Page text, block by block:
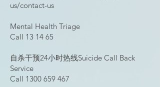
us/contact-us
Mental Health Triage
Call 13 14 65
自杀干预24小时热线Suicide Call Back
Service
Call 1300 659 467